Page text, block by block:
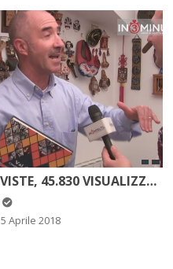
25 INTERVISTE, 45.830 VISUALIZZAZIONI. STRAORDINARIO BIAGIO LICATA!
5 Aprile 2018